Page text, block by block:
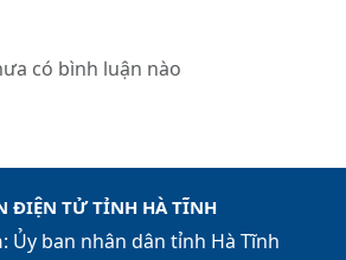
có bình luận nào
ĐIỆN TỬ TỈNH HÀ TĨNH
: Ủy ban nhân dân tỉnh Hà Tĩnh